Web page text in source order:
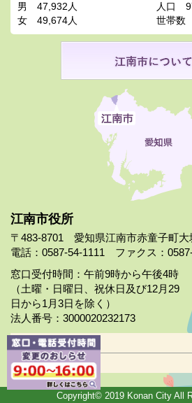
江南市役所
〒483-8701 愛知県江南市赤童子町大
電話：0587-54-1111 ファクス：
窓口受付時間：午前9時から午後4時
（土曜・日曜日、祝休日及び12月29
日から1月3日を除く）
法人番号：3000020232173
市役所案内
日曜市役所
男
47,932人
女
49,674人
人口
世帯数
Copyright© 2019 Konan City All